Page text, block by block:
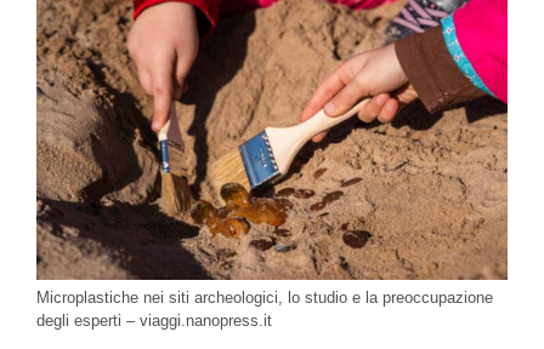
Microplastiche nei siti archeologici, lo studio e la preoccupazione
degli esperti – viaggi.nanopress.it